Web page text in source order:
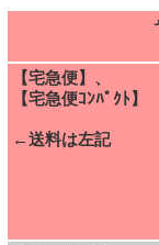
【宅急便】、
【宅急便ｺﾝﾊﾟｸﾄ】
←送料は左記